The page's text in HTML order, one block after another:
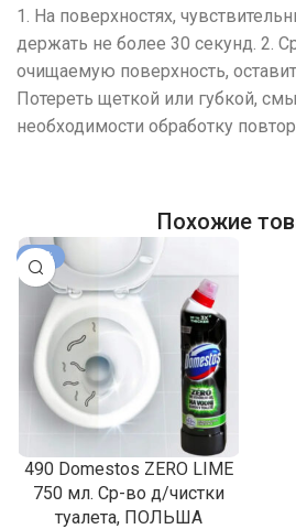
1. На поверхностях,
держать не более 30 секунд. 2.
очищаемую поверхность,
Потереть щеткой или губкой,
необходимости обработку
Похожие
-16%
490 Domestos ZERO LIME
750 мл. Ср-во д/чистки
туалета, ПОЛЬША